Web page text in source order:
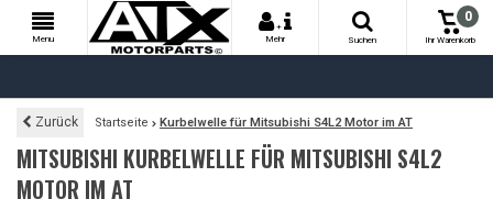
Menu
+
Mehr
Suchen
0
Ihr Warenkorb
Zurück Startseite Kurbelwelle für Mitsubishi S4L2 Motor im AT
MITSUBISHI KURBELWELLE FÜR MITSUBISHI S4L2
MOTOR IM AT